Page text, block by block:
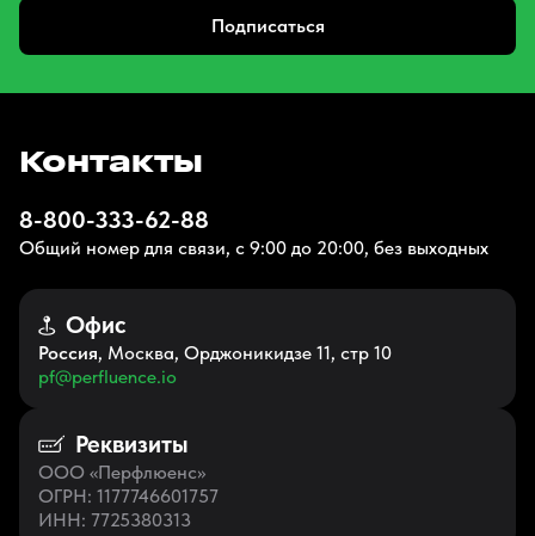
Подписаться
Контакты
8-800-333-62-88
Общий номер для связи, с 9:00 до 20:00, без выходных
Офис
Россия, Москва, Орджоникидзе 11, стр 10
pf@perfluence.io
Реквизиты
ООО «Перфлюенс»
ОГРН: 1177746601757
ИНН: 7725380313